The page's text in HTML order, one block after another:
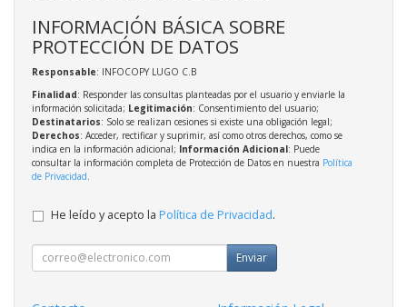
INFORMACIÓN BÁSICA SOBRE
PROTECCIÓN DE DATOS
Responsable: INFOCOPY LUGO C.B
Finalidad: Responder las consultas planteadas por el usuario y enviarle la
información solicitada; Legitimación: Consentimiento del usuario;
Destinatarios: Solo se realizan cesiones si existe una obligación legal;
Derechos: Acceder, rectificar y suprimir, así como otros derechos, como se
indica en la información adicional; Información Adicional: Puede
consultar la información completa de Protección de Datos en nuestra Política
de Privacidad
He leído y acepto la Política de Privacidad.
Enviar